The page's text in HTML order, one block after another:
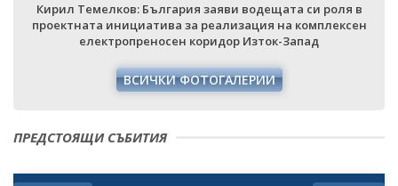
Кирил Темелков: България заяви водещата си роля в
проектната инициатива за реализация на комплексен
електропреносен коридор Изток-Запад
ВСИЧКИ ФОТОГАЛЕРИИ
ПРЕДСТОЯЩИ СЪБИТИЯ